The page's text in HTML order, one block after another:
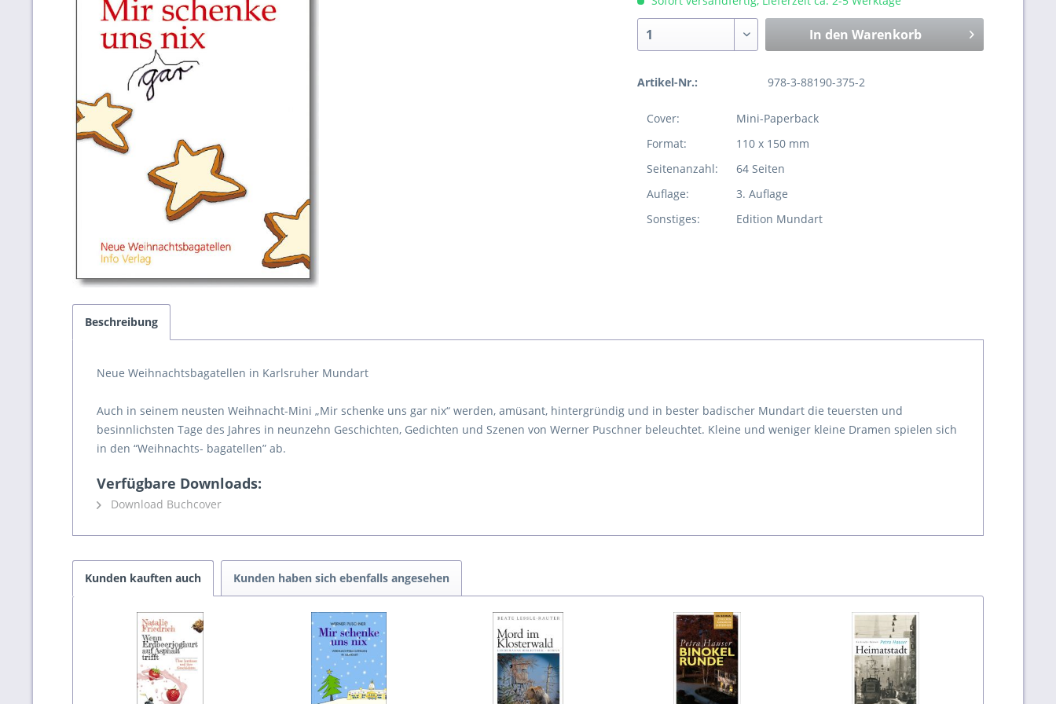
In den Warenkorb
Artikel-Nr.: 978-3-88190-375-2
Cover:
Mini-Paperback
Format:
110 x 150 mm
Seitenanzahl:
64 Seiten
Auflage:
3. Auflage
Sonstiges:
Edition Mundart
Beschreibung
Neue Weihnachtsbagatellen in Karlsruher Mundart
Auch in seinem neusten Weihnacht-Mini „Mir schenke uns gar nix“ werden, amüsant, hintergründig und in bester badischer Mundart die teuersten und
besinnlichsten Tage des Jahres in neunzehn Geschichten, Gedichten und Szenen von Werner Puschner beleuchtet. Kleine und weniger kleine Dramen spielen sich
in den “Weihnachts- bagatellen” ab.
Verfügbare Downloads:
Download Buchcover
Kunden kauften auch Kunden haben sich ebenfalls angesehen